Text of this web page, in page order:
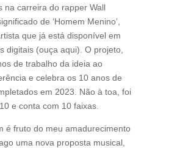
na carreira do rapper Wall
de ‘Homem Menino’,
que já está disponível em
digitais (ouça aqui). O projeto,
de trabalho da ideia ao
e celebra os 10 anos de
em 2023. Não à toa, foi
e conta com 10 faixas.
é fruto do meu amadurecimento
uma nova proposta musical,